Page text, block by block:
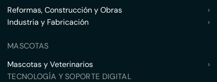
Reformas, Construcción y Obras
›
Industria y Fabricación
›
MASCOTAS
Mascotas y Veterinarios
›
TECNOLOGÍA Y SOPORTE DIGITAL